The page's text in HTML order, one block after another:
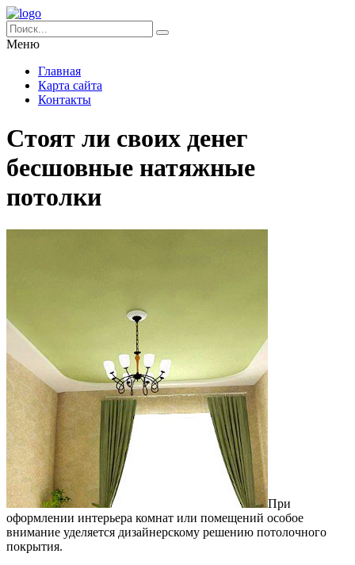
Меню
Главная
Карта сайта
Контакты
Стоят ли своих денег
бесшовные натяжные
потолки
При
оформлении интерьера комнат или помещений особое
внимание уделяется дизайнерскому решению потолочного
покрытия.